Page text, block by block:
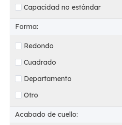
Capacidad no estándar
Forma:
Redondo
Cuadrado
Departamento
Otro
Acabado de cuello: